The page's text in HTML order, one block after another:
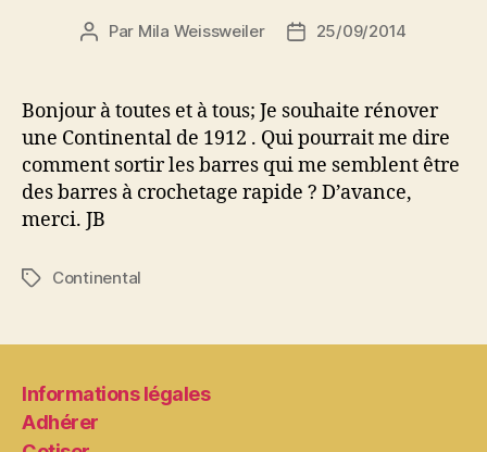
Auteur
Par Mila Weissweiler
Date25/09/2014
Bonjour à toutes et à tous; Je souhaite rénover
une Continental de 1912 . Qui pourrait me dire
comment sortir les barres qui me semblent être
des barres à crochetage rapide ? D’avance,
merci. JB
Étiquettes
Continental
Informations légales
Adhérer